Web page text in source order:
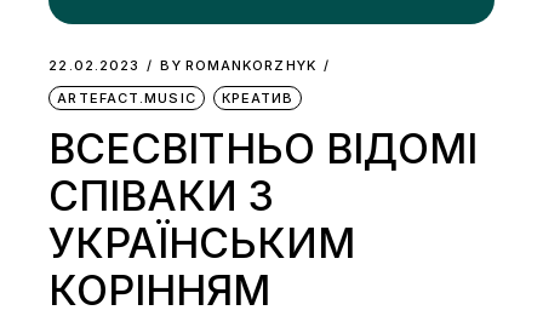
22.02.2023 BY ROMANKORZHYK
ARTEFACT.MUSIC
КРЕАТИВ
ВСЕСВІТНЬО ВІДОМІ
СПІВАКИ З
УКРАЇНСЬКИМ
КОРІННЯМ